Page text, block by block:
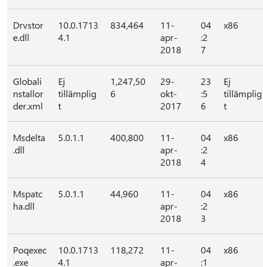
Drvstor
e.dll
10.0.1713
4.1
834,464
11-
apr-
2018
04
:2
7
x86
Globali
nstallor
der.xml
Ej
tillämplig
t
1,247,50
6
29-
okt-
2017
23
:5
6
Ej
tillämplig
t
Msdelta
.dll
5.0.1.1 400,800
11-
apr-
2018
04
:2
4
x86
Mspatc
ha.dll
5.0.1.1 44,960
11-
apr-
2018
04
:2
3
x86
Poqexec
.exe
10.0.1713
4.1
118,272
11-
apr-
04
:1
x86